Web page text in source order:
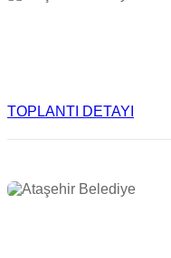
TOPLANTI DETAYI